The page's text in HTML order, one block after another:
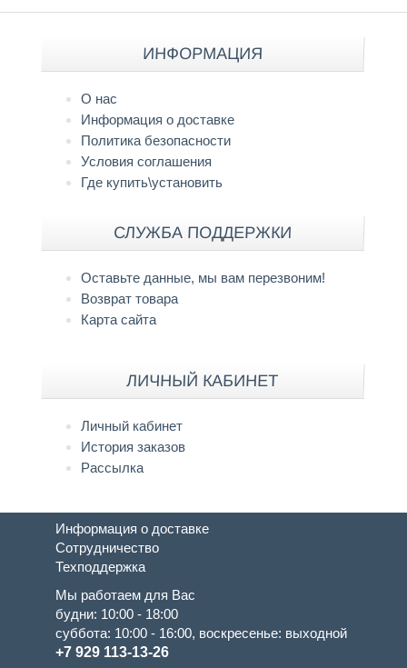
ИНФОРМАЦИЯ
О нас
Информация о доставке
Политика безопасности
Условия соглашения
Где купить\установить
СЛУЖБА ПОДДЕРЖКИ
Оставьте данные, мы вам перезвоним!
Возврат товара
Карта сайта
ЛИЧНЫЙ КАБИНЕТ
Личный кабинет
История заказов
Рассылка
Информация о доставке
Сотрудничество
Техподдержка
Мы работаем для Вас
будни: 10:00 - 18:00
суббота: 10:00 - 16:00, воскресенье: выходной
+7 929 113-13-26